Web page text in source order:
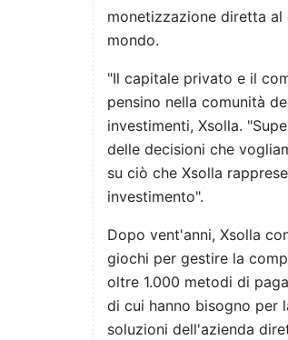
monetizzazione diretta
mondo.
"Il capitale privato e il
pensino nella comunità
investimenti, Xsolla.
delle decisioni che
su ciò che Xsolla
investimento".
Dopo vent'anni, Xsolla
giochi per gestire la
oltre 1.000 metodi di
di cui hanno bisogno per
soluzioni dell'azienda